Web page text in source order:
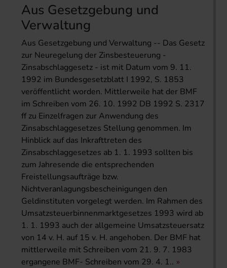
Aus Gesetzgebung und
Verwaltung
Aus Gesetzgebung und Verwaltung -- Das Gesetz
zur Neuregelung der Zinsbesteuerung -
Zinsabschlaggesetz - ist mit Datum vom 9. 11.
1992 im Bundesgesetzblatt I 1992, S. 1853
veröffentlicht worden. Mittlerweile hat der BMF
im Schreiben vom 26. 10. 1992 DB 1992 S. 2317
ff zu Einzelfragen zur Anwendung des
Zinsabschlaggesetzes Stellung genommen. Im
Hinblick auf das Inkrafttreten des
Zinsabschlaggesetzes ab 1. 1. 1993 sollten bis
zum Jahresende die entsprechenden
Freistellungsaufträge bzw.
Nichtveranlagungsbescheinigungen den
Geldinstituten vorgelegt werden. Im Rahmen des
Umsatzsteuerbinnenmarktgesetzes 1993 wird ab
1. 1. 1993 auch der allgemeine Umsatzsteuersatz
von 14 v. H. auf 15 v. H. angehoben. Der BMF hat
mittlerweile mit Schreiben vom 21. 9. 7. 1983
ergangene BMF- Schreiben vom 29. 4. 1..